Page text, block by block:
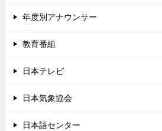
年度別アナウンサー
教育番組
日本テレビ
日本気象協会
日本語センター